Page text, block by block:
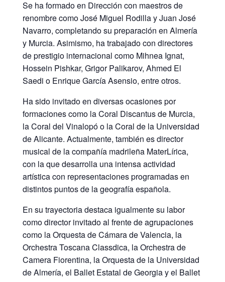
Se ha formado en Dirección con maestros de
renombre como José Miguel Rodilla y Juan José
Navarro, completando su preparación en Almería
y Murcia. Asimismo, ha trabajado con directores
de prestigio internacional como Mihnea Ignat,
Hossein Pishkar, Grigor Palikarov, Ahmed El
Saedi o Enrique García Asensio, entre otros.
Ha sido invitado en diversas ocasiones por
formaciones como la Coral Discantus de Murcia,
la Coral del Vinalopó o la Coral de la Universidad
de Alicante. Actualmente, también es director
musical de la compañía madrileña MaterLírica,
con la que desarrolla una intensa actividad
artística con representaciones programadas en
distintos puntos de la geografía española.
En su trayectoria destaca igualmente su labor
como director invitado al frente de agrupaciones
como la Orquesta de Cámara de Valencia, la
Orchestra Toscana Classdica, la Orchestra de
Camera Fiorentina, la Orquesta de la Universidad
de Almería, el Ballet Estatal de Georgia y el Ballet